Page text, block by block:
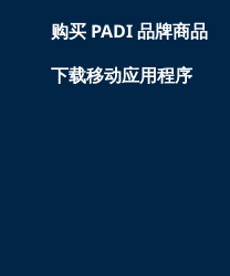
购买 PADI 品牌商品
下载移动应用程序